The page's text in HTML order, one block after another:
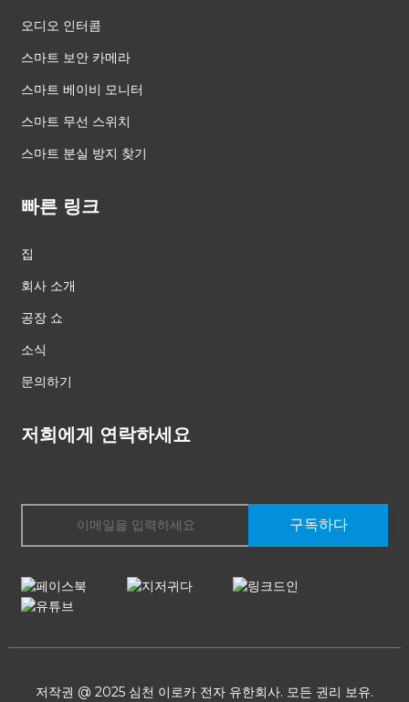
오디오 인터콤
스마트 보안 카메라
스마트 베이비 모니터
스마트 무선 스위치
스마트 분실 방지 찾기
빠른 링크
집
회사 소개
공장 쇼
소식
문의하기
저희에게 연락하세요
구독하다
저작권 @ 2025 심천 이로카 전자 유한회사. 모든 권리 보유.